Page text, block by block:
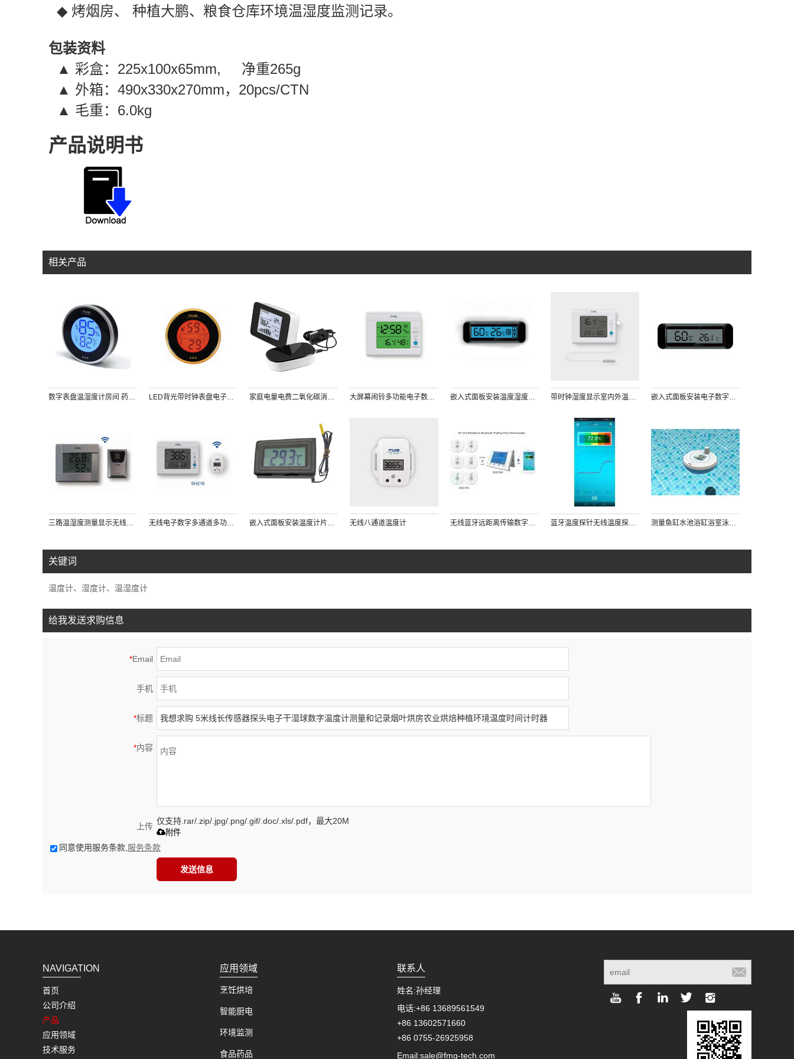
◆ 烤烟房、 种植大鹏、粮食仓库环境温湿度监测 记录。
包装资料
▲ 彩盒： 225x100x65mm, 净重265g
▲ 外箱： 490x330x270mm， 20pcs/CTN
▲ 毛重： 6.0kg
产品说明书
相关产品
数字表盘温湿度计房间 药品 雪茄 红酒 摄影仪器放置箱等温湿度测量仪 可查询48h记录 背部磁铁吸附 LED背光带时钟表盘电子数字温湿度计（橙色） 家庭电量电费二氧化碳消耗测量记录 节约电力能源30%, 无线传输数据 LCD液晶显示直方图实时显示电量数据 大屏幕闹铃多功能电子数字温湿度计带日历最大最小值温度单位转换显示功能 嵌入式面板安装温度湿度控制器带蓝色背光触摸按键防潮箱恒温恒湿箱使用 带时钟湿度显示室内外温度测量显示电子数字台式温度计外接3M线长温度传感器探头 嵌入式面板安装电子数字温湿度计纽扣电池供电酒柜雪茄盒机电设备使用
三路温湿度测量显示无线大屏幕温湿度计农业大棚花卉环境温湿度测量 无线电子数字多通道多功能温度计双模多点温度测量传输数字温度计温度记录手机监视和下载存储数据机房仓库博物馆环境温度测量 嵌入式面板安装温度计片状温度传感器内置电池或外接直流电源 无线八通道温度计 无线蓝牙远距离传输数字水温测量温度计记录仪手机App界面显示多点多通道水温测量存储高低温预警 蓝牙温度探针无线温度探针温度计冷藏温度物温油温测量记录存储记录仪 测量鱼缸水池浴缸浴室泳池水温温度计电子数字显示密封防水浮于水面
关键词
温度计、湿度计、温湿度计
给我发送求购信息
*Email
手机
*标题
*内容
上传
仅支持.rar/.zip/.jpg/.png/.gif/.doc/.xls/.pdf，最大20M
附件
同意使用服务条款, 服务条款
发送信息
NAVIGATION
首页
公司介绍
产品
应用领域
技术服务
应用领域
烹饪烘培
智能厨电
环境监测
食品药品
联系人
姓名:孙经理
电话:+86 13689561549
+86 13602571660
+86 0755-26925958
Email:sale@fmg-tech.com